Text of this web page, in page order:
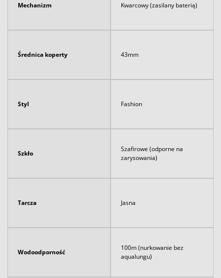
Mechanizm Kwarcowy (zasilany baterią)
Średnica koperty 43mm
Styl Fashion
Szkło
Szafirowe (odporne na
zarysowania)
Tarcza Jasna
Wodoodporność
100m (nurkowanie bez
aqualungu)